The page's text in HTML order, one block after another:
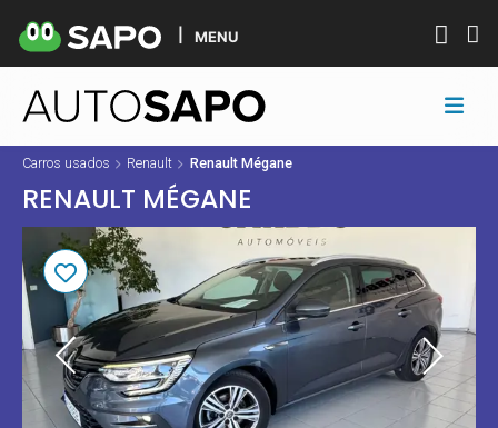
MENU
Carros usados Renault Renault Mégane
RENAULT MÉGANE